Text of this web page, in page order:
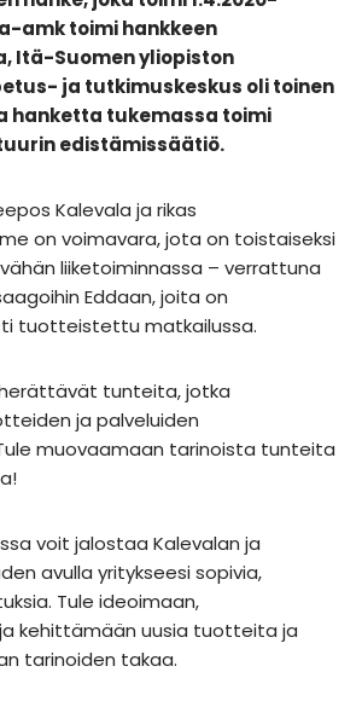
amk toimi hankkeen
Itä-Suomen yliopiston
ja tutkimuskeskus oli toinen
hanketta tukemassa toimi
edistämissäätiö.
Kalevala ja rikas
on voimavara, jota on toistaiseksi
liiketoiminnassa – verrattuna
Eddaan, joita on
tuotteistettu matkailussa.
tunteita, jotka
ja palveluiden
muovaamaan tarinoista tunteita
voit jalostaa Kalevalan ja
avulla yritykseesi sopivia,
Tule ideoimaan,
kehittämään uusia tuotteita ja
tarinoiden takaa.